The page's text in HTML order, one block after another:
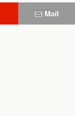
Mail